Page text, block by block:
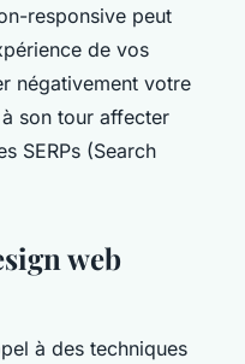
responsive peut
de vos
négativement votre
son tour affecter
SERPs (Search
web
à des techniques